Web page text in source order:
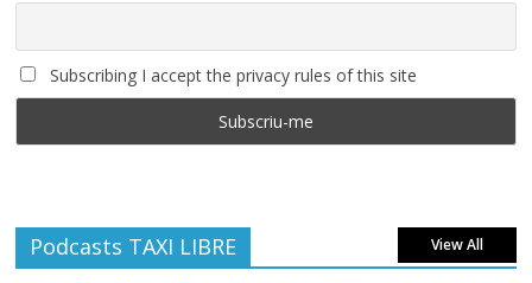
Subscribing I accept the privacy rules of this site
Podcasts TAXI LIBRE View All